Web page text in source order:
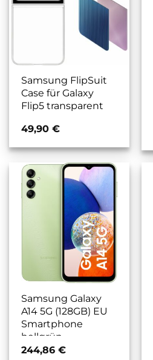
Samsung FlipSuit
Case für Galaxy
Flip5 transparent
49,90 €
Samsung Galaxy
A14 5G (128GB) EU
Smartphone
hellgrün
244,86 €